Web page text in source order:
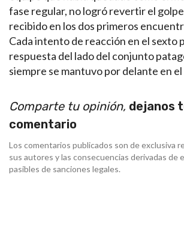
fase regular, no logró revertir el
recibido en los dos primeros
Cada intento de reacción en el
respuesta del lado del conjunto
siempre se mantuvo por delante en
Comparte tu opinión, dejanos
comentario
Los comentarios publicados son de exclusiva
sus autores y las consecuencias derivadas de
pasibles de sanciones legales.